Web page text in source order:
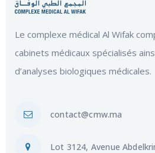
Le complexe médical Al Wifak
cabinets médicaux spécialisés
d’analyses biologiques médicales.
contact@cmw.ma
Lot 3124, Avenue